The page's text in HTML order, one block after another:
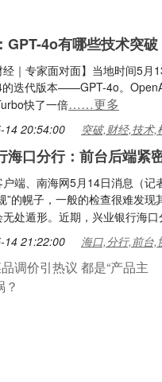
GPT-4o有哪些技术突
经｜专家面对面】当地时间5
迭代版本——GPT-4o。
快了一倍……更多
14 20:54:00 突破,财经,技术
海口分行：前台后端紧
户端、南海网5月14日消息（
”的幌子，一般的检查很难发
处遁形。近期，兴业银行海
14 21:22:00 海口,分行,前台,